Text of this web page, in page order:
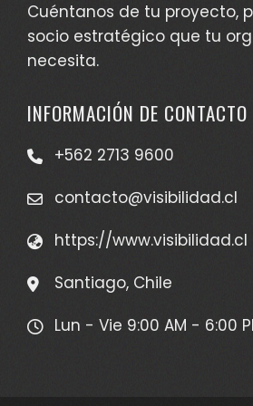
Cuéntanos de tu proyecto,
socio estratégico que tu
necesita.
INFORMACIÓN DE CONTACTO
+562 2713 9600
contacto@visibilidad.cl
https://www.visibilidad.cl
Santiago, Chile
Lun - Vie 9:00 AM - 6:00